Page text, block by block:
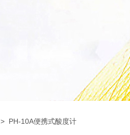
> PH-10A便携式酸度计